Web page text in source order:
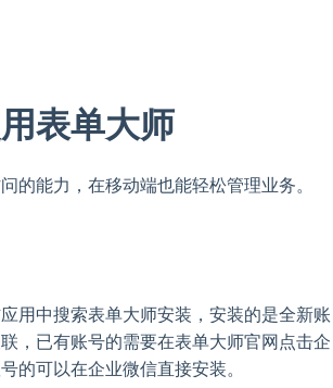
表单大师
的能力，在移动端也能轻松管理业务。
用中搜索表单大师安装，安装的是全新账
，已有账号的需要在表单大师官网点击企
的可以在企业微信直接安装。